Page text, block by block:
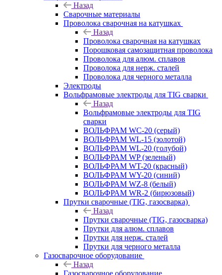
Назад
Сварочные материалы
Проволока сварочная на катушках
Назад
Проволока сварочная на катушках
Порошковая самозащитная проволока
Проволока для алюм. сплавов
Проволока для нерж. сталей
Проволока для черного металла
Электроды
Вольфрамовые электроды для TIG сварки
Назад
Вольфрамовые электроды для TIG
сварки
ВОЛЬФРАМ WC-20 (серый)
ВОЛЬФРАМ WL-15 (золотой)
ВОЛЬФРАМ WL-20 (голубой)
ВОЛЬФРАМ WP (зеленый)
ВОЛЬФРАМ WT-20 (красный)
ВОЛЬФРАМ WY-20 (синий)
ВОЛЬФРАМ WZ-8 (белый)
ВОЛЬФРАМ WR-2 (бирюзовый)
Прутки сварочные (TIG, газосварка)
Назад
Прутки сварочные (TIG, газосварка)
Прутки для алюм. сплавов
Прутки для нерж. сталей
Прутки для черного металла
Газосварочное оборудование
Назад
Газосварочное оборудование